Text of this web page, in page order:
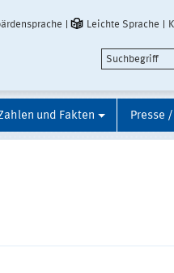
Leichte Sprache
und Fakten Presse